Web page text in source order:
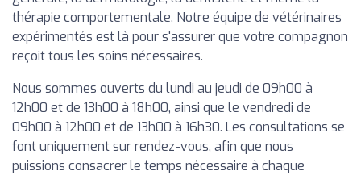
thérapie comportementale. Notre équipe de vétérinaires
expérimentés est là pour s'assurer que votre compagnon
reçoit tous les soins nécessaires.
Nous sommes ouverts du lundi au jeudi de 09h00 à
12h00 et de 13h00 à 18h00, ainsi que le vendredi de
09h00 à 12h00 et de 13h00 à 16h30. Les consultations se
font uniquement sur rendez-vous, afin que nous
puissions consacrer le temps nécessaire à chaque